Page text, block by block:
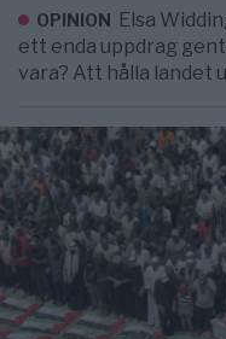
OPINION Elsa
ett enda uppdrag
vara? Att hålla landet